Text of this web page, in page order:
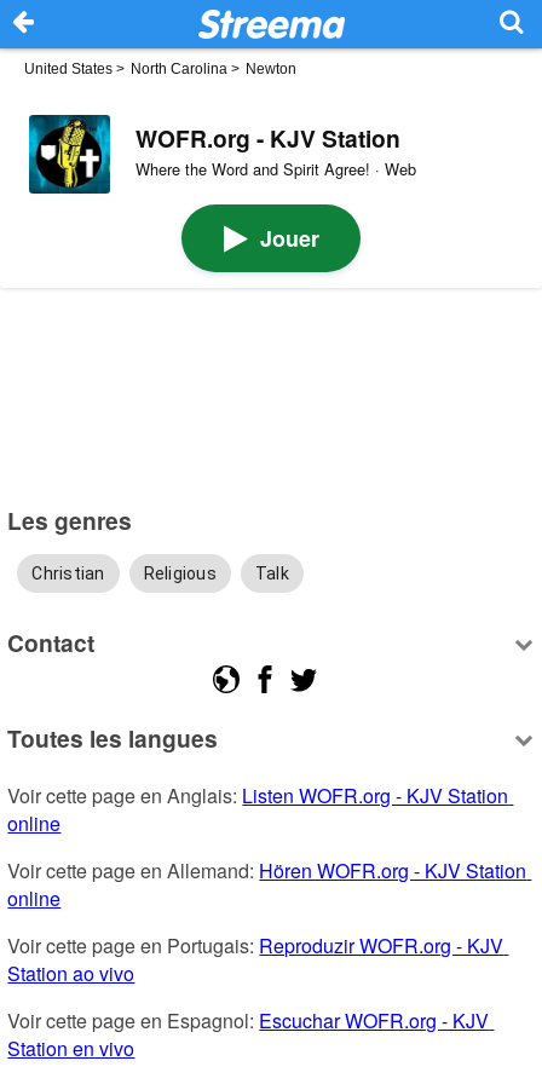
United States > North Carolina > Newton
WOFR.org - KJV Station
Where the Word and Spirit Agree! · Web
Jouer
Les genres
Christian Religious Talk
Contact
Toutes les langues
Voir cette page en Anglais: Listen WOFR.org - KJV Station
online
Voir cette page en Allemand: Hören WOFR.org - KJV Station
online
Voir cette page en Portugais: Reproduzir WOFR.org - KJV
Station ao vivo
Voir cette page en Espagnol: Escuchar WOFR.org - KJV
Station en vivo